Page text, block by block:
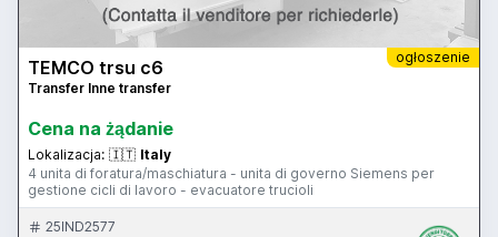
ogłoszenie
TEMCO trsu c6
Transfer Inne transfer
Cena na żądanie
Lokalizacja: 🇮🇹 Italy
4 unita di foratura/maschiatura - unita di governo Siemens per
gestione cicli di lavoro - evacuatore trucioli
25IND2577